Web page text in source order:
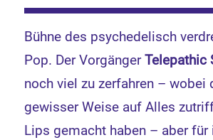
Bühne des psychedelisch
Pop. Der VorgängerTelepathic
noch viel zu zerfahren – wobei
gewisser Weise auf Alles
Lips gemacht haben – aber für